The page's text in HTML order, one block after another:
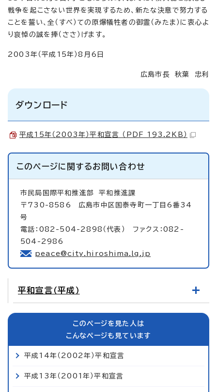
戦争を起こさない世界を実現するため、新たな決意で努力する
ことを誓い、全（すべ）ての原爆犠牲者の御霊（みたま）に衷心よ
り哀悼の誠を捧（ささ）げます。
2003年（平成15年）8月6日
広島市長 秋葉 忠利
ダウンロード
平成15年（2003年）平和宣言 （PDF 193.2KB）
このページに関するお問い合わせ
市民局国際平和推進部平和推進課
〒730-8586 広島市中区国泰寺町一丁目6番34
号
電話：082-504-2898（代表） ファクス：082-
504-2986
peace@city.hiroshima.lg.jp
平和宣言（平成）
このページを見た人は
こんなページも見ています
平成14年（2002年）平和宣言
平成13年（2001年）平和宣言